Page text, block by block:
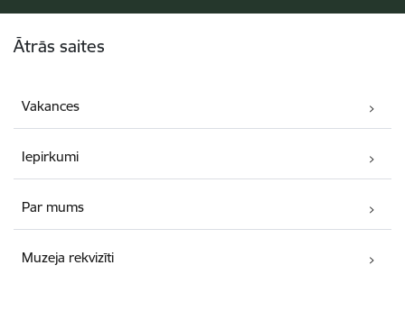
Ātrās saites
Vakances
Iepirkumi
Par mums
Muzeja rekvizīti